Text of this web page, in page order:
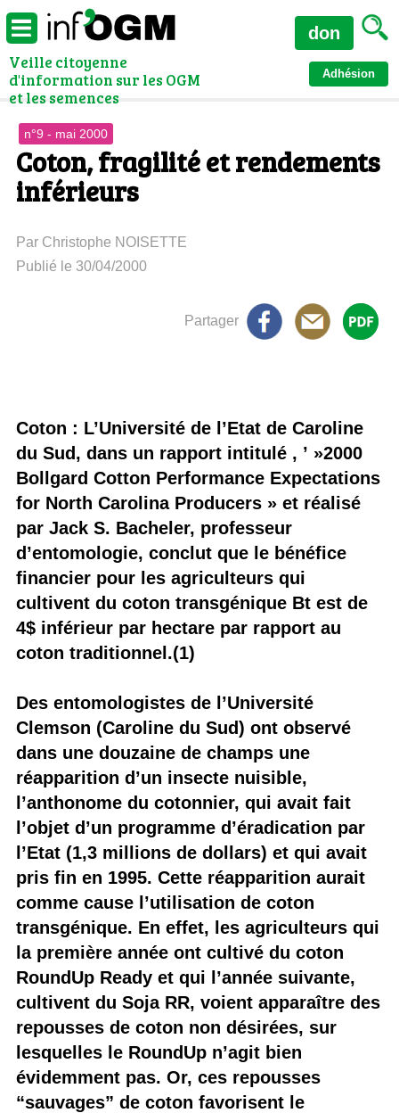
Veille citoyenne
d'information sur les OGM
et les semences
Adhésion
don
n°9 - mai 2000
Coton, fragilité et rendements
inférieurs
Par Christophe NOISETTE
Publié le 30/04/2000
Partager
Coton : L’Université de l’Etat de Caroline
du Sud, dans un rapport intitulé , ’ »2000
Bollgard Cotton Performance Expectations
for North Carolina Producers » et réalisé
par Jack S. Bacheler, professeur
d’entomologie, conclut que le bénéfice
financier pour les agriculteurs qui
cultivent du coton transgénique Bt est de
4$ inférieur par hectare par rapport au
coton traditionnel.(1)
Des entomologistes de l’Université
Clemson (Caroline du Sud) ont observé
dans une douzaine de champs une
réapparition d’un insecte nuisible,
l’anthonome du cotonnier, qui avait fait
l’objet d’un programme d’éradication par
l’Etat (1,3 millions de dollars) et qui avait
pris fin en 1995. Cette réapparition aurait
comme cause l’utilisation de coton
transgénique. En effet, les agriculteurs qui
la première année ont cultivé du coton
RoundUp Ready et qui l’année suivante,
cultivent du Soja RR, voient apparaître des
repousses de coton non désirées, sur
lesquelles le RoundUp n’agit bien
évidemment pas. Or, ces repousses
“sauvages” de coton favorisent le